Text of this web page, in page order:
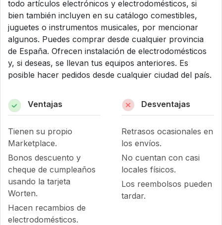
todo artículos electrónicos y electrodomésticos, si
bien también incluyen en su catálogo comestibles,
juguetes o instrumentos musicales, por mencionar
algunos. Puedes comprar desde cualquier provincia
de España. Ofrecen instalación de electrodomésticos
y, si deseas, se llevan tus equipos anteriores. Es
posible hacer pedidos desde cualquier ciudad del país.
Ventajas
Tienen su propio
Marketplace.
Bonos descuento y
cheque de cumpleaños
usando la tarjeta
Worten.
Hacen recambios de
electrodomésticos.
Desventajas
Retrasos ocasionales en
los envíos.
No cuentan con casi
locales físicos.
Los reembolsos pueden
tardar.